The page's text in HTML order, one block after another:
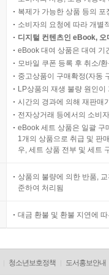
복제가 가능한 상품 등의
소비자의 요청에 따라 개별
디지털 컨텐츠인 eBook,
eBook 대여 상품은 대여 기
모바일 쿠폰 등록 후 취소/
중고상품이 구매확정(자동
LP상품의 재생 불량 원인
시간의 경과에 의해 재판매
전자상거래 등에서의 소비
eBook 세트 상품은 일괄 구
1개의 상품으로 취급 및 판
우, 세트 상품 전부 및 세트
상품의 불량에 의한 반품,
준하여 처리됨
대금 환불 및 환불 지연에
청소년보호정책 도서홍보안내